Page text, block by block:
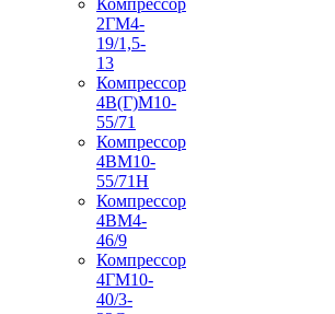
Компрессор
2ГМ4-
19/1,5-
13
Компрессор
4В(Г)М10-
55/71
Компрессор
4ВМ10-
55/71Н
Компрессор
4ВМ4-
46/9
Компрессор
4ГМ10-
40/3-